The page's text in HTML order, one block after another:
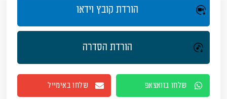
הורדת קובץ וידאו
הורדת הסדרה
שלחו בוואצאפ שלחו באימייל